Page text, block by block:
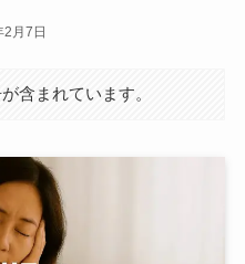
2月7日
含まれています。